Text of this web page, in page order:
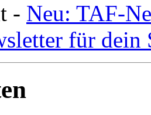
- Neu: TAF-
für dein